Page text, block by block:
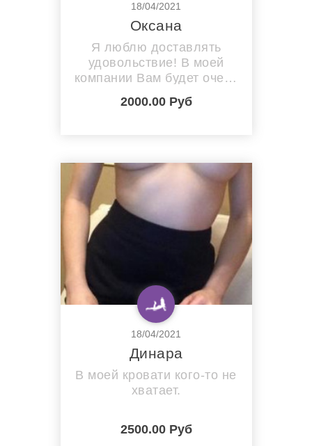
18/04/2021
Оксана
Я люблю доставлять
удовольствие! В моей
компании Вам будет очень
романтично. Приезжай ко
мне на квартиру, здесь
2000.00 Руб
18/04/2021
Динара
В моей кровати кого-то не
хватает.
2500.00 Руб